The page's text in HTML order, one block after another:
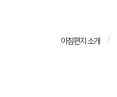
아침편지 소개